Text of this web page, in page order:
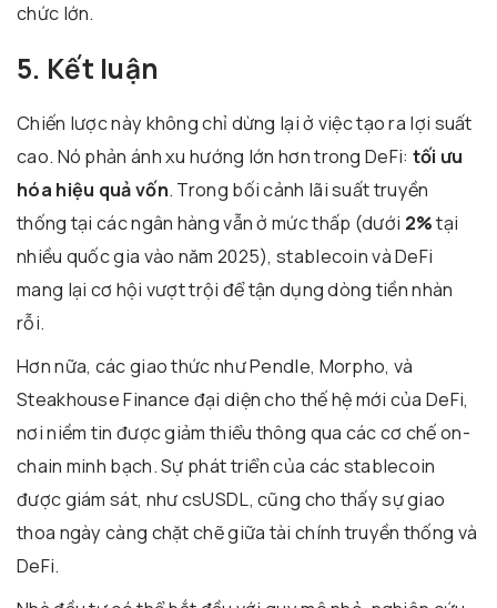
chức lớn.
5. Kết luận
Chiến lược này không chỉ dừng lại ở việc tạo ra lợi suất
cao. Nó phản ánh xu hướng lớn hơn trong DeFi: tối ưu
hóa hiệu quả vốn. Trong bối cảnh lãi suất truyền
thống tại các ngân hàng vẫn ở mức thấp (dưới 2%tại
nhiều quốc gia vào năm 2025), stablecoin và DeFi
mang lại cơ hội vượt trội để tận dụng dòng tiền nhàn
rỗi.
Hơn nữa, các giao thức như Pendle, Morpho, và
Steakhouse Finance đại diện cho thế hệ mới của DeFi,
nơi niềm tin được giảm thiểu thông qua các cơ chế on-
chain minh bạch. Sự phát triển của các stablecoin
được giám sát, như csUSDL, cũng cho thấy sự giao
thoa ngày càng chặt chẽ giữa tài chính truyền thống và
DeFi.